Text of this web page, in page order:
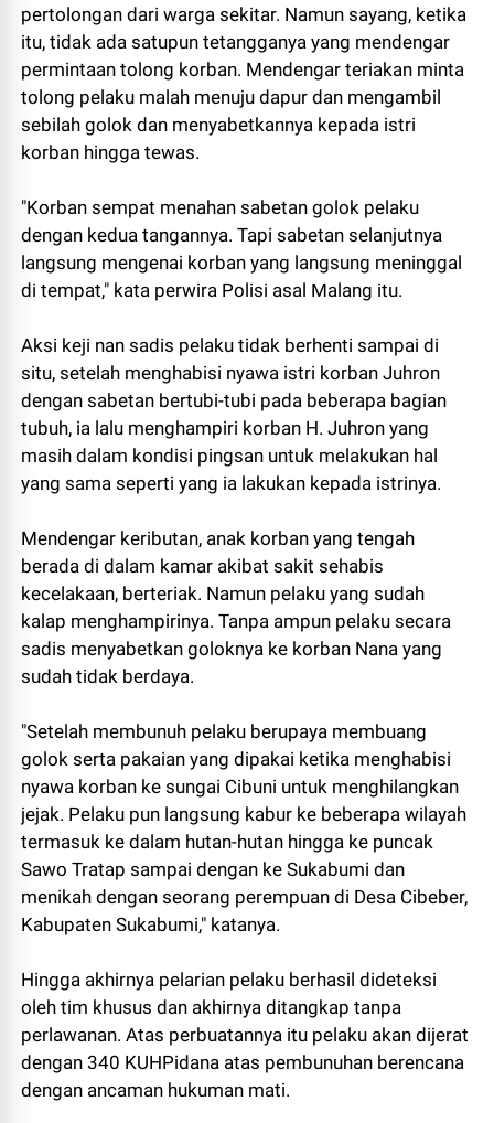
pertolongan dari warga sekitar. Namun sayang, ketika
itu, tidak ada satupun tetangganya yang mendengar
permintaan tolong korban. Mendengar teriakan minta
tolong pelaku malah menuju dapur dan mengambil
sebilah golok dan menyabetkannya kepada istri
korban hingga tewas.
"Korban sempat menahan sabetan golok pelaku
dengan kedua tangannya. Tapi sabetan selanjutnya
langsung mengenai korban yang langsung meninggal
di tempat," kata perwira Polisi asal Malang itu.
Aksi keji nan sadis pelaku tidak berhenti sampai di
situ, setelah menghabisi nyawa istri korban Juhron
dengan sabetan bertubi-tubi pada beberapa bagian
tubuh, ia lalu menghampiri korban H. Juhron yang
masih dalam kondisi pingsan untuk melakukan hal
yang sama seperti yang ia lakukan kepada istrinya.
Mendengar keributan, anak korban yang tengah
berada di dalam kamar akibat sakit sehabis
kecelakaan, berteriak. Namun pelaku yang sudah
kalap menghampirinya. Tanpa ampun pelaku secara
sadis menyabetkan goloknya ke korban Nana yang
sudah tidak berdaya.
"Setelah membunuh pelaku berupaya membuang
golok serta pakaian yang dipakai ketika menghabisi
nyawa korban ke sungai Cibuni untuk menghilangkan
jejak. Pelaku pun langsung kabur ke beberapa wilayah
termasuk ke dalam hutan-hutan hingga ke puncak
Sawo Tratap sampai dengan ke Sukabumi dan
menikah dengan seorang perempuan di Desa Cibeber,
Kabupaten Sukabumi," katanya.
Hingga akhirnya pelarian pelaku berhasil dideteksi
oleh tim khusus dan akhirnya ditangkap tanpa
perlawanan. Atas perbuatannya itu pelaku akan dijerat
dengan 340 KUHPidana atas pembunuhan berencana
dengan ancaman hukuman mati.